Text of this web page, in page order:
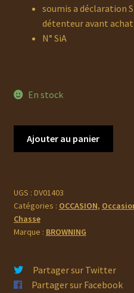
soumis a déclaration
détenteur avant achat
N° SiA
En stock
7.64
Occasion
Ajouter au panier
UGS : DV01403
Catégories : OCCASION,
Chasse
Marque : BROWNING
Partager sur Twitter
Partager sur Facebook